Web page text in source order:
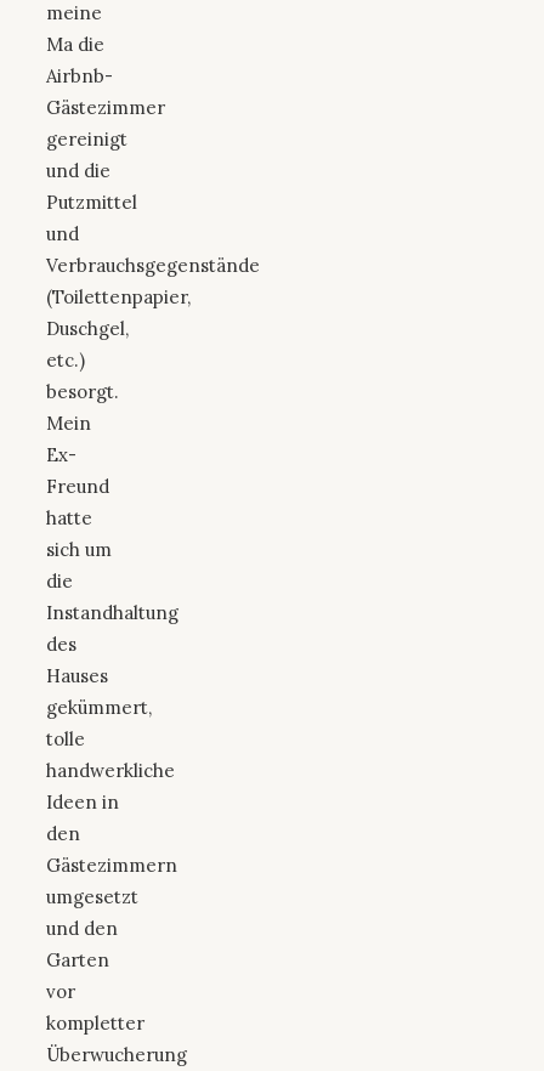
meine
Ma die
Airbnb-
Gästezimmer
gereinigt
und die
Putzmittel
und
Verbrauchsgegenstände
(Toilettenpapier,
Duschgel,
etc.)
besorgt.
Mein
Ex-
Freund
hatte
sich um
die
Instandhaltung
des
Hauses
gekümmert,
tolle
handwerkliche
Ideen in
den
Gästezimmern
umgesetzt
und den
Garten
vor
kompletter
Überwucherung